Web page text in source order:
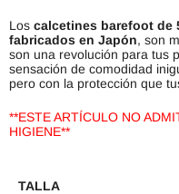
Los calcetines barefoot de
fabricados en Japón, son
son una revolución para tus
sensación de comodidad
pero con la protección que
**ESTE ARTÍCULO NO
HIGIENE**
TALLA